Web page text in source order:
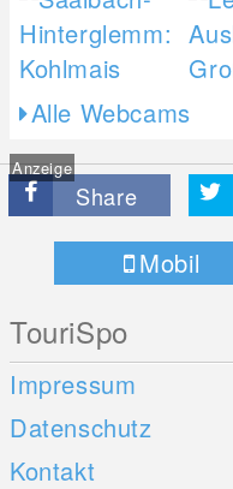
Alle Webcams
Anzeige
Share
Mobil
TouriSpo
Impressum
Datenschutz
Kontakt